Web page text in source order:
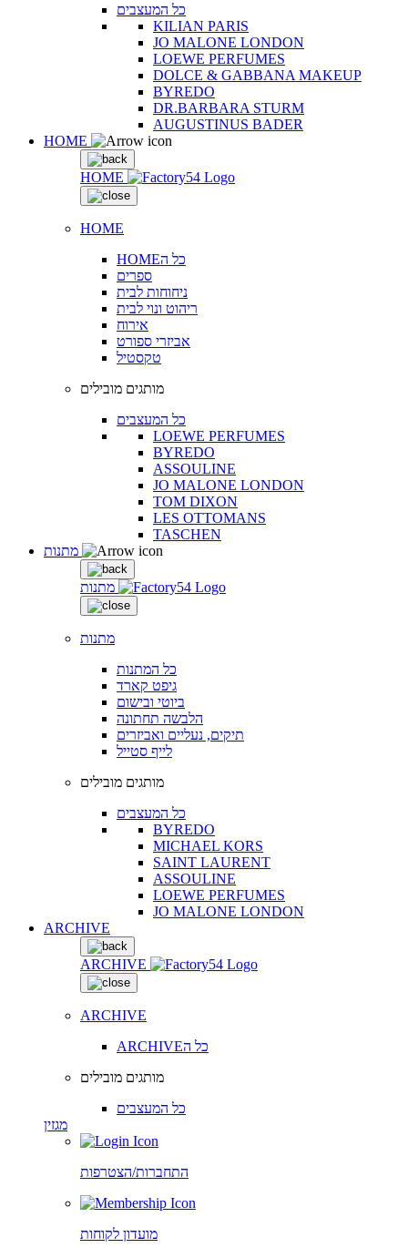
כל המעצבים
KILIAN PARIS
JO MALONE LONDON
LOEWE PERFUMES
DOLCE & GABBANA MAKEUP
BYREDO
DR.BARBARA STURM
AUGUSTINUS BADER
HOME
HOME
HOME
HOMEכל ה
ספרים
ניחוחות לבית
ריהוט ונוי לבית
אירוח
אביזרי ספורט
טקסטיל
מותגים מובילים
כל המעצבים
LOEWE PERFUMES
BYREDO
ASSOULINE
JO MALONE LONDON
TOM DIXON
LES OTTOMANS
TASCHEN
מתנות
מתנות
כל המתנות
גיפט קארד
ביוטי ובישום
הלבשה תחתונה
תיקים, נעליים ואביזרים
לייף סטייל
מותגים מובילים
כל המעצבים
BYREDO
MICHAEL KORS
SAINT LAURENT
ASSOULINE
LOEWE PERFUMES
JO MALONE LONDON
ARCHIVE
ARCHIVE
ARCHIVE
ARCHIVEכל ה
מותגים מובילים
כל המעצבים
מגזין
התחברות/הצטרפות
מועדון לקוחות